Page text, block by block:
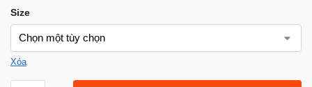
Size
Xóa